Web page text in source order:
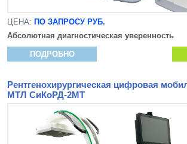
ЦЕНА: ПО ЗАПРОСУ РУБ.
Абсолютная диагностическая уверенность
ПОДРОБНО
Рентгенохирургическая цифровая
МТЛ СиКоРД-2МТ